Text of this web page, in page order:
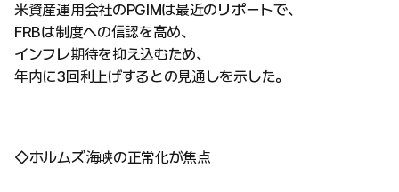
米資産運用会社のPGIMは最近のリポートで、
FRBは制度への信認を高め、
インフレ期待を抑え込むため、
年内に3回利上げするとの見通しを示した。
◇ホルムズ海峡の正常化が焦点